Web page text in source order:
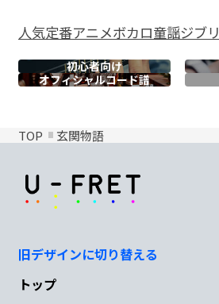
人気定番アニメボカロ童謡ジブリ
初心者向け
オフィシャルコード譜
TOP 玄関物語
旧デザインに切り替える
トップ